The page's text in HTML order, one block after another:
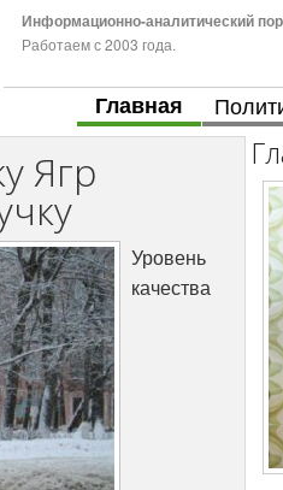
Информационно-аналитический
Работаем с 2003 года.
Главная
Ягр
Уровень
качества